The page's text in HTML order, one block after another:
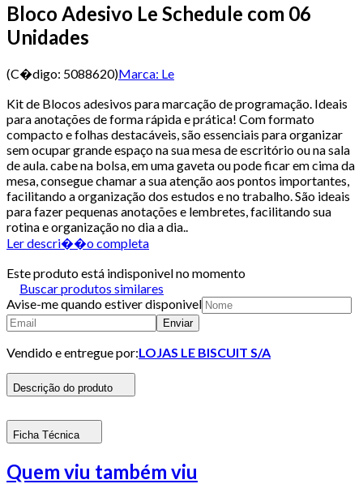
Bloco Adesivo Le Schedule com 06
Unidades
(C�digo: 5088620)Marca: Le
Kit de Blocos adesivos para marcação de programação. Ideais
para anotações de forma rápida e prática! Com formato
compacto e folhas destacáveis, são essenciais para organizar
sem ocupar grande espaço na sua mesa de escritório ou na sala
de aula. cabe na bolsa, em uma gaveta ou pode ficar em cima da
mesa, consegue chamar a sua atenção aos pontos importantes,
facilitando a organização dos estudos e no trabalho. São ideais
para fazer pequenas anotações e lembretes, facilitando sua
rotina e organização no dia a dia..
Ler descri��o completa
Este produto está indisponivel no momento
Buscar produtos similares
Avise-me quando estiver disponivel
Enviar
Vendido e entregue por:LOJAS LE BISCUIT S/A
Descrição do produto
Ficha Técnica
Quem viu também viu